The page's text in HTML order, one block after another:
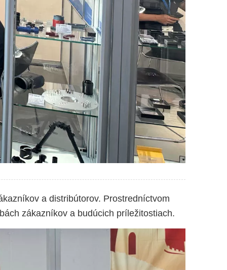
a distribútorov. Prostredníctvom
zákazníkov a budúcich príležitostiach.